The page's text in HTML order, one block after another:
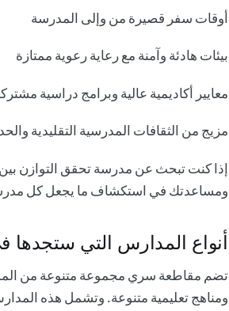
أوقات سفر قصيرة من وإلى المدرسة
بيئات هادئة وآمنة مع رعاية رعوية ممتازة
معايير أكاديمية عالية وبرامج دراسية
مزيج من الثقافات المدرسية التقليدية
إذا كنت تبحث عن مدرسة تحقق التوازن بين
ومساعدتك في استكشاف ما يجعل كل
أنواع المدارس التي
تضم مقاطعة سري مجموعة متنوعة من
ومناهج تعليمية متنوعة. وتشمل هذه